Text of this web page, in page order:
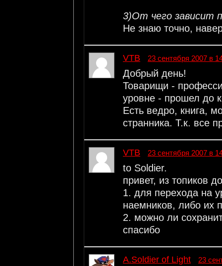
3)От чего зависит
Не знаю точно,
VTB 23 сентября 2007 в
Добрый день!
Товарищи -
уровне - прошел до
Есть ведро, книга,
странника. Т.к. все
VTB 23 сентября 2007 в
to Soldier.
привет, из топиков
1. для перехода на
наемников, либо их
2. можно ли
спасибо
A.Soldier of Light 23